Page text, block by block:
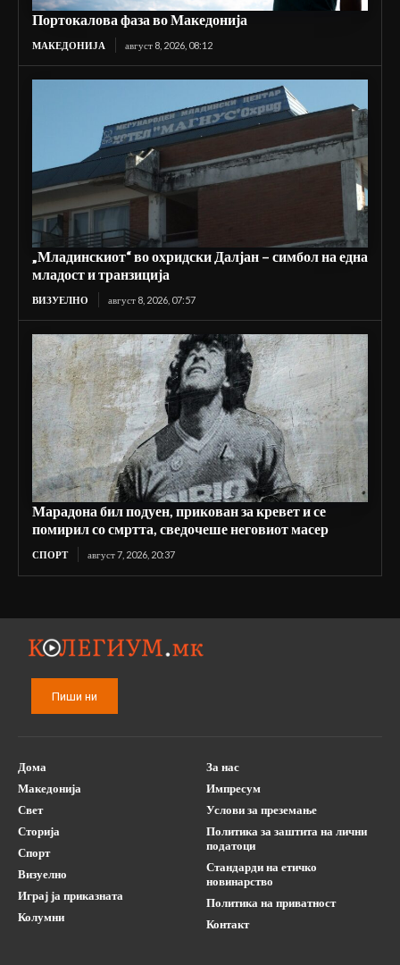
Портокалова фаза во Македонија
МАКЕДОНИЈА август 8, 2026, 08:12
„Младинскиот“ во охридски Далјан – симбол на една
младост и транзиција
ВИЗУЕЛНО август 8, 2026, 07:57
Марадона бил подуен, прикован за кревет и се
помирил со смртта, сведочеше неговиот масер
СПОРТ август 7, 2026, 20:37
Пиши ни
Дома
Македонија
Свет
Сторија
Спорт
Визуелно
Играј ја приказната
Колумни
За нас
Импресум
Услови за преземање
Политика за заштита на лични
податоци
Стандарди на етичко
новинарство
Политика на приватност
Контакт